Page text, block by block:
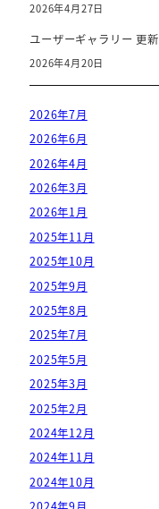
2026年4月27日
ユーザーギャラリー 更新
2026年4月20日
2026年7月
2026年6月
2026年4月
2026年3月
2026年1月
2025年11月
2025年10月
2025年9月
2025年8月
2025年7月
2025年5月
2025年3月
2025年2月
2024年12月
2024年11月
2024年10月